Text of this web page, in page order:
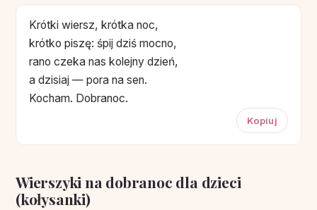
Krótki wiersz, krótka noc,
krótko piszę: śpij dziś mocno,
rano czeka nas kolejny dzień,
a dzisiaj — pora na sen.
Kocham. Dobranoc.
Kopiuj
Wierszyki na dobranoc dla dzieci
(kołysanki)